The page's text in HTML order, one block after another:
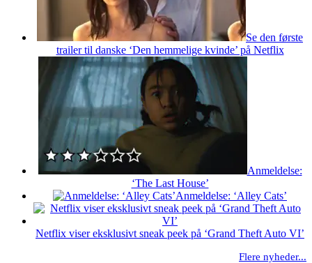
Se den første
trailer til danske ‘Den hemmelige kvinde’ på Netflix
Anmeldelse:
‘The Last House’
Anmeldelse: ‘Alley Cats’
Netflix viser eksklusivt sneak peek på ‘Grand Theft Auto VI’
Flere nyheder...